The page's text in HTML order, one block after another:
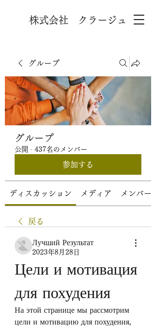
株式会社 クラージュ
グループ
グループ
公開 · 437名のメンバー
参加する
ディスカッション メディア メンバー
戻る
Лучший Результат
2023年8月28日
Цели и мотивация
для похудения
На этой странице мы рассмотрим
цели и мотивацию для похудения,